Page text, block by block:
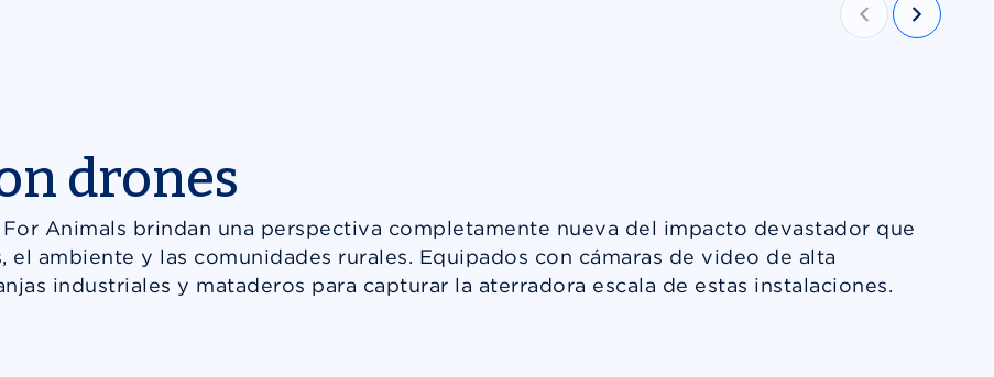
drones
Animals brindan una perspectiva completamente nueva del impacto devastador que
el ambiente y las comunidades rurales. Equipados con cámaras de video de alta
industriales y mataderos para capturar la aterradora escala de estas instalaciones.